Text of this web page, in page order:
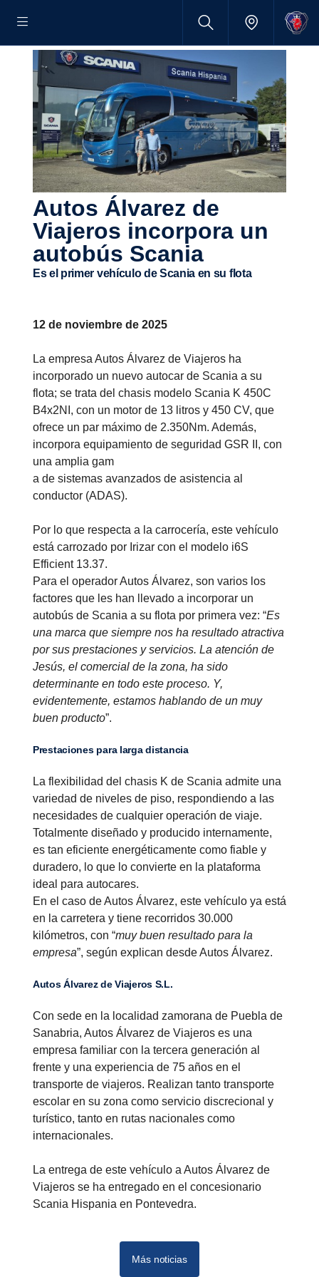
Autos Álvarez de
Viajeros incor­pora un
autobús Scania
Es el primer vehículo de Scania en su flota
12 de noviembre de 2025
La empresa Autos Álvarez de Viajeros ha
incorporado un nuevo autocar de Scania a su
flota; se trata del chasis modelo Scania K 450C
B4x2NI, con un motor de 13 litros y 450 CV, que
ofrece un par máximo de 2.350Nm. Además,
incorpora equipamiento de seguridad GSR II, con
una amplia gam
a de sistemas avanzados de asistencia al
conductor (ADAS).
Por lo que respecta a la carrocería, este vehículo
está carrozado por Irizar con el modelo i6S
Efficient 13.37.
Para el operador Autos Álvarez, son varios los
factores que les han llevado a incorporar un
autobús de Scania a su flota por primera vez: “Es
una marca que siempre nos ha resultado atractiva
por sus prestaciones y servicios. La atención de
Jesús, el comercial de la zona, ha sido
determinante en todo este proceso. Y,
evidentemente, estamos hablando de un muy
buen producto”.
Prestaciones para larga distancia
La flexibilidad del chasis K de Scania admite una
variedad de niveles de piso, respondiendo a las
necesidades de cualquier operación de viaje.
Totalmente diseñado y producido internamente,
es tan eficiente energéticamente como fiable y
duradero, lo que lo convierte en la plataforma
ideal para autocares.
En el caso de Autos Álvarez, este vehículo ya está
en la carretera y tiene recorridos 30.000
kilómetros, con “muy buen resultado para la
empresa”, según explican desde Autos Álvarez.
Autos Álvarez de Viajeros S.L.
Con sede en la localidad zamorana de Puebla de
Sanabria, Autos Álvarez de Viajeros es una
empresa familiar con la tercera generación al
frente y una experiencia de 75 años en el
transporte de viajeros. Realizan tanto transporte
escolar en su zona como servicio discrecional y
turístico, tanto en rutas nacionales como
internacionales.
La entrega de este vehículo a Autos Álvarez de
Viajeros se ha entregado en el concesionario
Scania Hispania en Pontevedra.
Más noticias